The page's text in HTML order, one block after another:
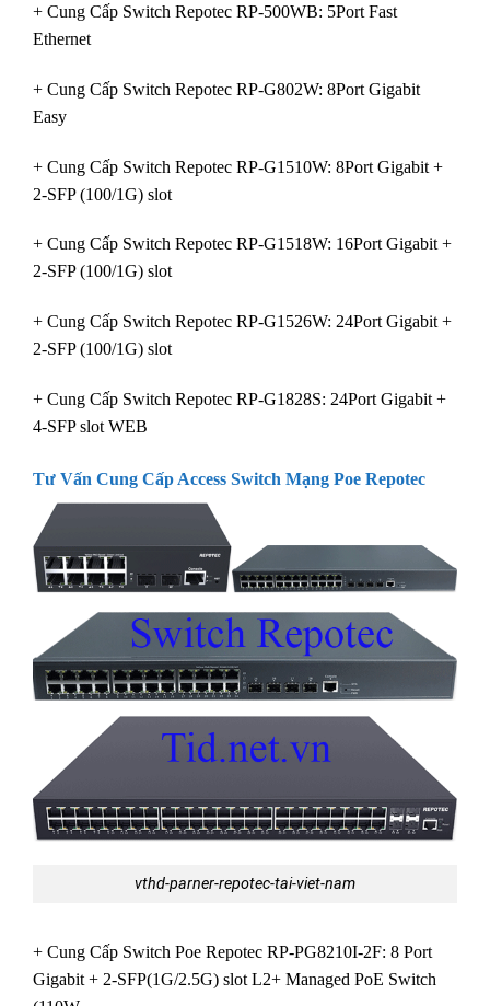
+ Cung Cấp Switch Repotec RP-500WB: 5Port Fast
Ethernet
+ Cung Cấp Switch Repotec RP-G802W: 8Port Gigabit
Easy
+ Cung Cấp Switch Repotec RP-G1510W: 8Port Gigabit +
2-SFP (100/1G) slot
+ Cung Cấp Switch Repotec RP-G1518W: 16Port Gigabit +
2-SFP (100/1G) slot
+ Cung Cấp Switch Repotec RP-G1526W: 24Port Gigabit +
2-SFP (100/1G) slot
+ Cung Cấp Switch Repotec RP-G1828S: 24Port Gigabit +
4-SFP slot WEB
Tư Vấn Cung Cấp Access Switch Mạng Poe Repotec
vthd-parner-repotec-tai-viet-nam
+ Cung Cấp Switch Poe Repotec RP-PG8210I-2F: 8 Port
Gigabit + 2-SFP(1G/2.5G) slot L2+ Managed PoE Switch